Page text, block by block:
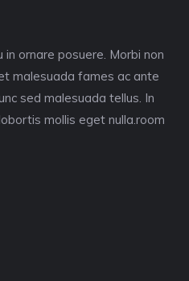
ornare posuere. Morbi non
malesuada fames ac ante
sed malesuada tellus. In
mollis eget nulla.room